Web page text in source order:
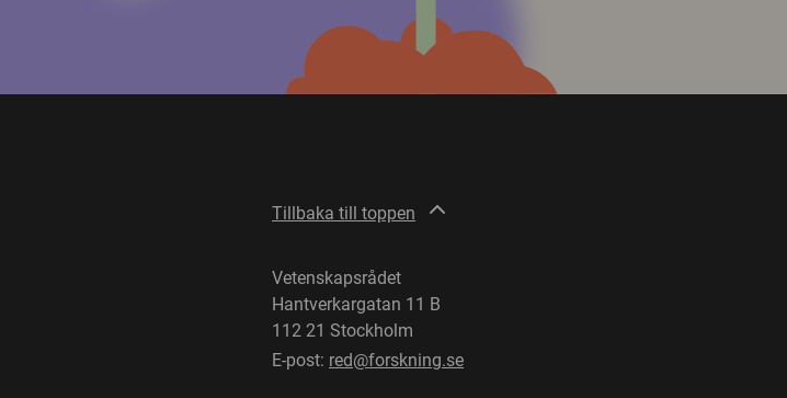
Tillbaka till toppen
Vetenskapsrådet
Hantverkargatan 11 B
112 21 Stockholm
E-post: red@forskning.se